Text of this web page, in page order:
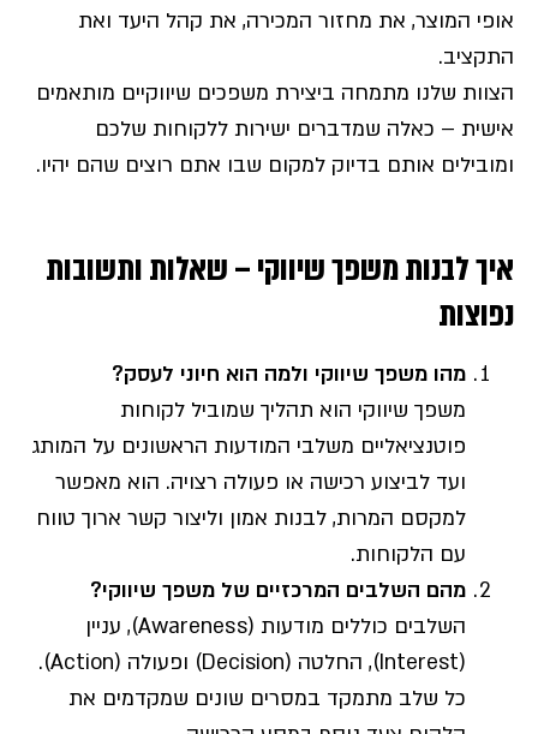
אופי המוצר, את מחזור המכירה, את קהל היעד ואת
התקציב.
הצוות שלנו מתמחה ביצירת משפכים שיווקיים מותאמים
אישית – כאלה שמדברים ישירות ללקוחות שלכם
ומובילים אותם בדיוק למקום שבו אתם רוצים שהם יהיו.
איך לבנות משפך שיווקי – שאלות ותשובות
נפוצות
מהו משפך שיווקי ולמה הוא חיוני לעסק?
משפך שיווקי הוא תהליך שמוביל לקוחות
פוטנציאליים משלבי המודעות הראשונים על המותג
ועד לביצוע רכישה או פעולה רצויה. הוא מאפשר
למקסם המרות, לבנות אמון וליצור קשר ארוך טווח
עם הלקוחות.
מהם השלבים המרכזיים של משפך שיווקי?
השלבים כוללים מודעות (Awareness), עניין
(Interest), החלטה (Decision) ופעולה (Action).
כל שלב מתמקד במסרים שונים שמקדמים את